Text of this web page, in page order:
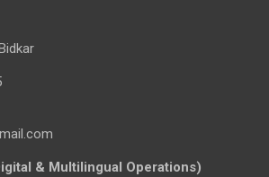
& Multilingual Operations)